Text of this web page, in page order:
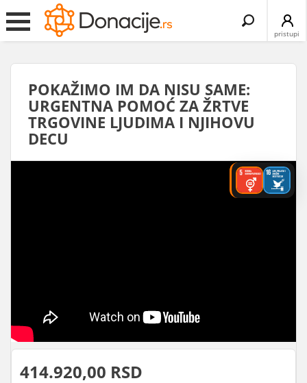
pristupi
Search
POKAŽIMO IM DA NISU SAME:
URGENTNA POMOĆ ZA ŽRTVE
TRGOVINE LJUDIMA I NJIHOVU
DECU
414.920,00 RSD